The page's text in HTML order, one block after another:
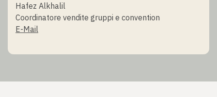
Hafez Alkhalil
Coordinatore vendite gruppi e convention
E-Mail